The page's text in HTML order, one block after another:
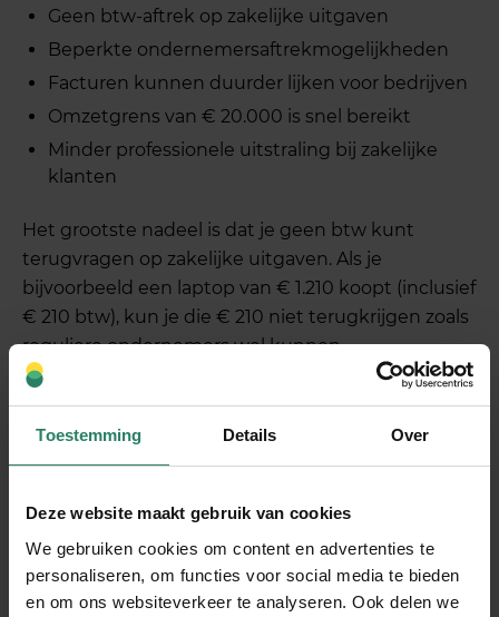
Toestemming Details Over
Deze website maakt gebruik van cookies
We gebruiken cookies om content en advertenties te
personaliseren, om functies voor social media te bieden
en om ons websiteverkeer te analyseren. Ook delen we
Geen btw-aftrek op zakelijke uitgaven
Beperkte ondernemersaftrekmogelijkheden
Facturen kunnen duurder lijken voor bedrijven
Omzetgrens van € 20.000 is snel bereikt
Minder professionele uitstraling bij zakelijke
klanten
Het grootste nadeel is dat je geen btw kunt
terugvragen op zakelijke uitgaven. Als je
bijvoorbeeld een laptop van € 1.210 koopt (inclusief
€ 210 btw), kun je die € 210 niet terugkrijgen zoals
reguliere ondernemers wel kunnen.
Wanneer moet je stoppen
met de
kleineondernemersregeling?
Je moetautomatisch stoppenmet de
kleineondernemersregeling zodra je jaaromzet de
€ 20.000 overschrijdt. De Belastingdienst